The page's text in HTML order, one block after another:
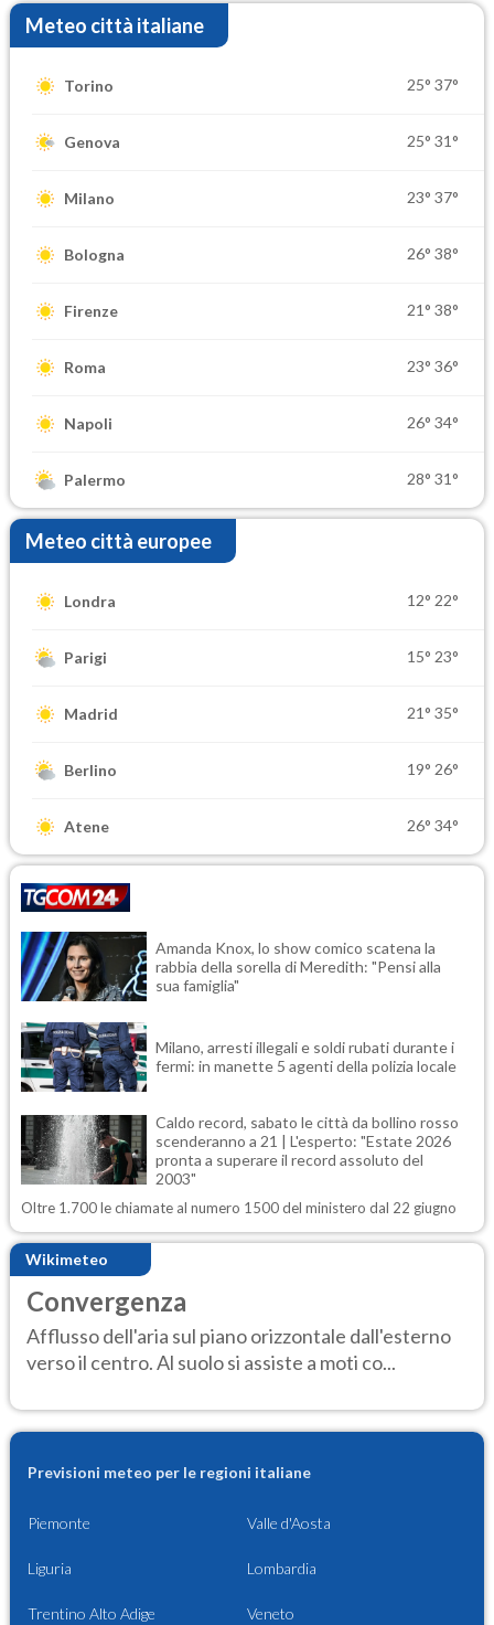
Meteo città italiane
Torino 25° 37°
Genova 25° 31°
Milano 23° 37°
Bologna 26° 38°
Firenze 21° 38°
Roma 23° 36°
Napoli 26° 34°
Palermo 28° 31°
Meteo città europee
Londra 12° 22°
Parigi 15° 23°
Madrid 21° 35°
Berlino 19° 26°
Atene 26° 34°
Amanda Knox, lo show comico scatena la
rabbia della sorella di Meredith: "Pensi alla
sua famiglia"
Milano, arresti illegali e soldi rubati durante i
fermi: in manette 5 agenti della polizia locale
Caldo record, sabato le città da bollino rosso
scenderanno a 21 | L'esperto: "Estate 2026
pronta a superare il record assoluto del
2003"
Oltre 1.700 le chiamate al numero 1500 del ministero dal 22 giugno
Wikimeteo
Convergenza
Afflusso dell'aria sul piano orizzontale dall'esterno
verso il centro. Al suolo si assiste a moti co...
Previsioni meteo per le regioni italiane
Piemonte Valle d'Aosta
Liguria Lombardia
Trentino Alto Adige Veneto